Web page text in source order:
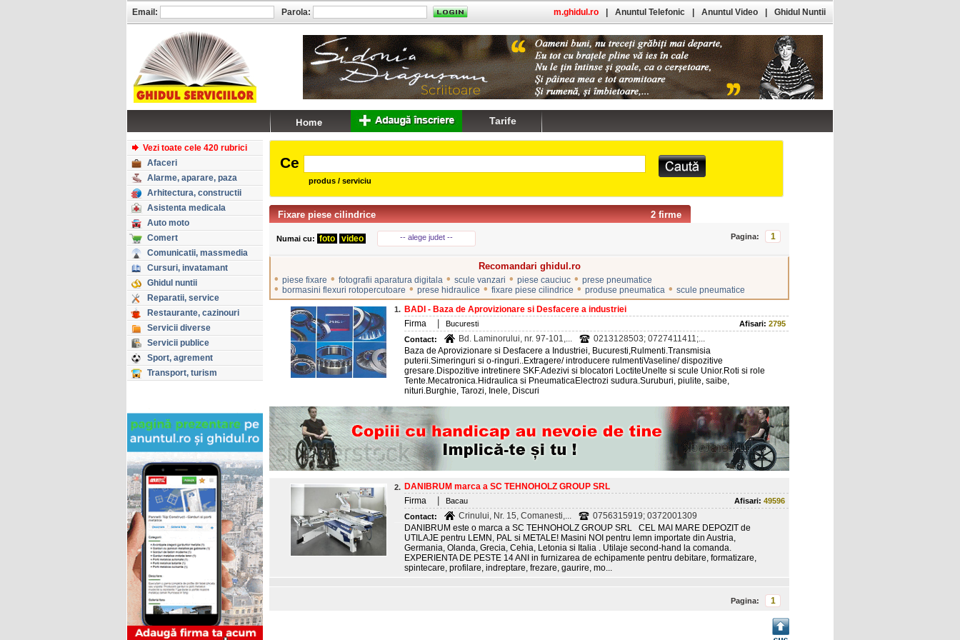
Vezi toate cele 420 rubrici
Afaceri
Alarme, aparare, paza
Arhitectura, constructii
Asistenta medicala
Auto moto
Comert
Comunicatii, massmedia
Cursuri, invatamant
Ghidul nuntii
Reparatii, service
Restaurante, cazinouri
Servicii diverse
Servicii publice
Sport, agrement
Transport, turism
Ce
produs / serviciu
2 firme
Fixare piese cilindrice
Numai cu: foto video -- alege judet -- Pagina: 1
Recomandari ghidul.ro
• piese fixare • fotografii aparatura digitala • scule vanzari • piese cauciuc • prese pneumatice
• bormasini flexuri rotopercutoare • prese hidraulice • fixare piese cilindrice • produse pneumatica • scule pneumatice
1. BADI - Baza de Aprovizionare si Desfacere a industriei
Firma
Bucuresti Afisari: 2795
Contact:
Bd. Laminorului, nr. 97-101,...
0213128503; 0727411411;...
Baza de Aprovizionare si Desfacere a Industriei, Bucuresti,Rulmenti.Transmisia
puterii.Simeringuri si o-ringuri..Extragere/ introducere rulmentiVaseline/ dispozitive
gresare.Dispozitive intretinere SKF.Adezivi si blocatori LoctiteUnelte si scule Unior.Roti si role
Tente.Mecatronica.Hidraulica si PneumaticaElectrozi sudura.Suruburi, piulite, saibe,
nituri.Burghie, Tarozi, Inele, Discuri
2. DANIBRUM marca a SC TEHNOHOLZ GROUP SRL
Firma
Bacau Afisari: 49596
Contact:
Crinului, Nr. 15, Comanesti,...
0756315919; 0372001309
DANIBRUM este o marca a SC TEHNOHOLZ GROUP SRL CEL MAI MARE DEPOZIT de
UTILAJE pentru LEMN, PAL si METALE! Masini NOI pentru lemn importate din Austria,
Germania, Olanda, Grecia, Cehia, Letonia si Italia . Utilaje second-hand la comanda.
EXPERIENTA DE PESTE 14 ANI in furnizarea de echipamente pentru debitare, formatizare,
spintecare, profilare, indreptare, frezare, gaurire, mo...
Pagina: 1
Email: Parola: m.ghidul.ro Anuntul Telefonic Anuntul Video Ghidul Nuntii
Tarife